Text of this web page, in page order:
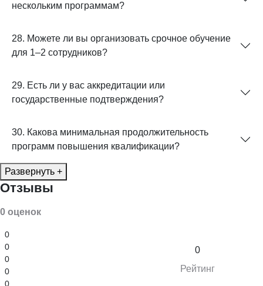
нескольким программам?
28. Можете ли вы организовать срочное обучение
для 1–2 сотрудников?
29. Есть ли у вас аккредитации или
государственные подтверждения?
30. Какова минимальная продолжительность
программ повышения квалификации?
Развернуть +
Отзывы
0 оценок
0
0
0
0
0
0
Рейтинг